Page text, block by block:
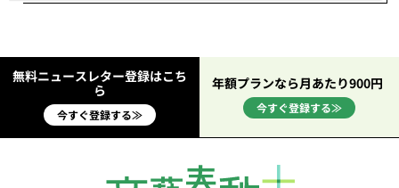
無料ニュースレター登録はこち
ら
今すぐ登録する≫
年額プランなら月あたり900円
今すぐ登録する≫